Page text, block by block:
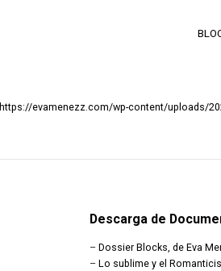
https://evamenezz.com/wp-content/uploads/
Descarga de
– Dossier Blocks, de Eva
– Lo sublime y el